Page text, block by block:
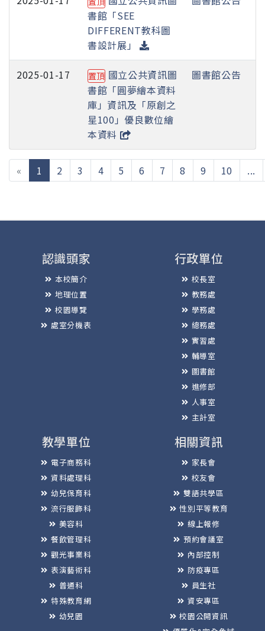
書館「SEE
DIFFERENT教科圖
書設計展」
2025-01-17 置頂 國立公共資訊圖
書館「圓夢繪本資料
庫」資訊及「原創之
星100」優良數位繪
本資料
圖書館公告
« 1 (current)
2 3 4 5 6 7 8 9 10 ...
認識頭家
本校簡介
地理位置
校園導覽
處室分機表
行政單位
校長室
教務處
學務處
總務處
實習處
輔導室
圖書館
進修部
人事室
主計室
教學單位
電子商務科
資料處理科
幼兒保育科
流行服飾科
美容科
餐飲管理科
觀光事業科
表演藝術科
普通科
特殊教育網
幼兒園
相關資訊
家長會
校友會
雙語共學區
性別平等教育
線上報修
預約會議室
內部控制
防疫專區
員生社
資安專區
校園公開資訊